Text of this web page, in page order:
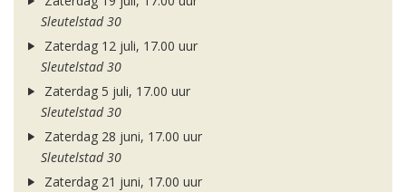
Sleutelstad 30
Zaterdag 12 juli, 17.00 uur
Sleutelstad 30
Zaterdag 5 juli, 17.00 uur
Sleutelstad 30
Zaterdag 28 juni, 17.00 uur
Sleutelstad 30
Zaterdag 21 juni, 17.00 uur